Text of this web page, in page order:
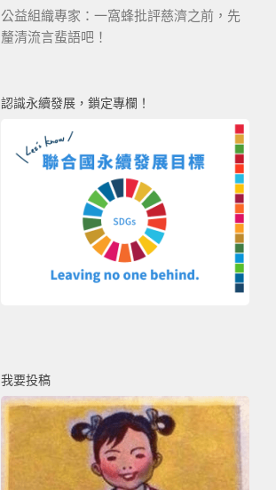
公益組織專家：一窩蜂批評慈濟之前，先
釐清流言蜚語吧！
認識永續發展，鎖定專欄！
我要投稿